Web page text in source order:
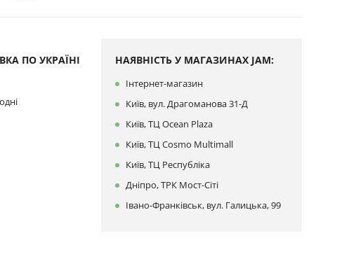
ПО УКРАЇНІ НАЯВНІСТЬ У МАГАЗИНАХ JAM:
Інтернет-магазин
Київ, вул. Драгоманова 31-Д
Київ, ТЦ Ocean Plaza
Київ, ТЦ Cosmo Multimall
Київ, ТЦ Республіка
Дніпро, ТРК Мост-Сіті
Івано-Франківськ, вул. Галицька, 99